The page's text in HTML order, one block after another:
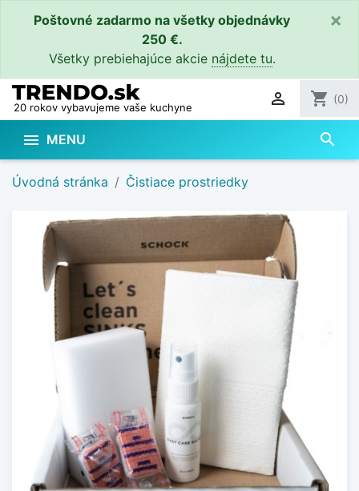
Poštovné zadarmo na všetky objednávky
250 €.
Všetky prebiehajúce akcie nájdete tu.
×
20 rokov vybavujeme vaše kuchyne  shopping_cart (0)
 MENU search
Úvodná stránka Čistiace prostriedky